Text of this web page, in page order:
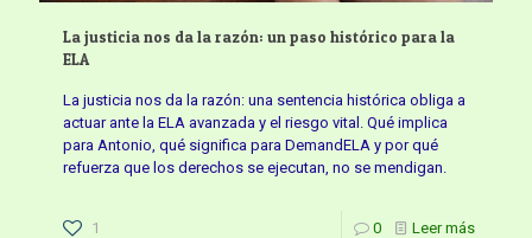
La justicia nos da la razón: un paso histórico para la
ELA
La justicia nos da la razón: una sentencia histórica obliga a
actuar ante la ELA avanzada y el riesgo vital. Qué implica
para Antonio, qué significa para DemandELA y por qué
refuerza que los derechos se ejecutan, no se mendigan.
1 0 Leer más